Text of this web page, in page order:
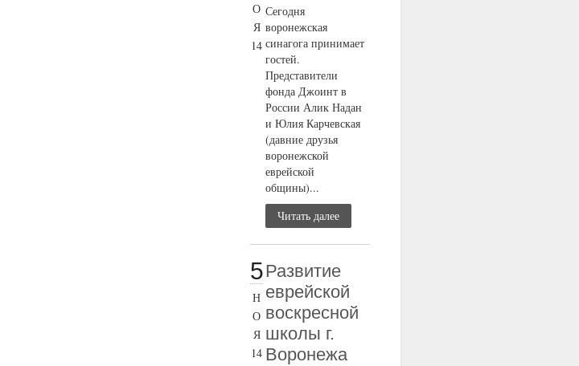
О
Я
14
Сегодня
воронежская
синагога принимает
гостей.
Представители
фонда Джоинт в
России Алик Надан
и Юлия Карчевская
(давние друзья
воронежской
еврейской
общины)...
Читать далее
5
Н
О
Я
14
Развитие
еврейской
воскресной
школы г.
Воронежа